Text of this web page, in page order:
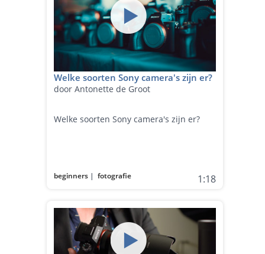
Welke soorten Sony camera's zijn er?
door Antonette de Groot
Welke soorten Sony camera's zijn er?
beginners |fotografie 1:18